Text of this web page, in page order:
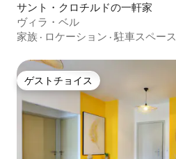
サント・クロチルドの一軒家
ヴィラ・ベル
家族 · ロケーション ·駐車スペース
ゲストチョイス
ゲストチョイス